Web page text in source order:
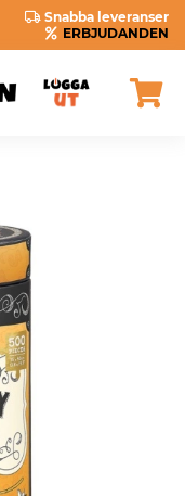
Snabba leveranser
ERBJUDANDEN